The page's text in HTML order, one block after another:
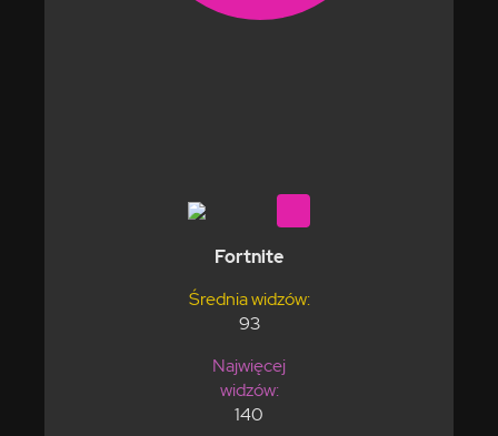
Fortnite
Średnia widzów:
93
Najwięcej
widzów:
140